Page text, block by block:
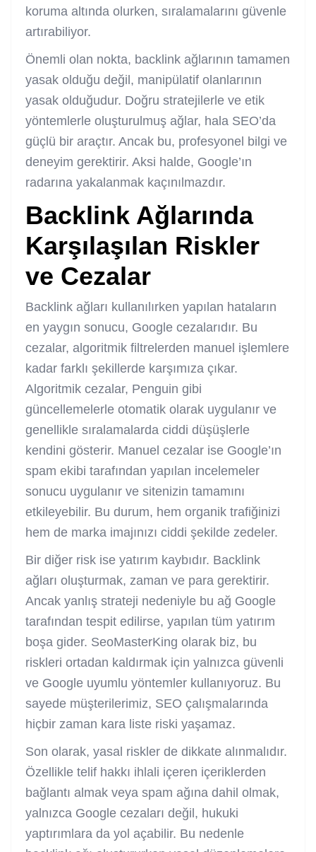
koruma altında olurken, sıralamalarını güvenle
artırabiliyor.
Önemli olan nokta, backlink ağlarının tamamen
yasak olduğu değil, manipülatif olanlarının
yasak olduğudur. Doğru stratejilerle ve etik
yöntemlerle oluşturulmuş ağlar, hala SEO’da
güçlü bir araçtır. Ancak bu, profesyonel bilgi ve
deneyim gerektirir. Aksi halde, Google’ın
radarına yakalanmak kaçınılmazdır.
Backlink Ağlarında
Karşılaşılan Riskler
ve Cezalar
Backlink ağları kullanılırken yapılan hataların
en yaygın sonucu, Google cezalarıdır. Bu
cezalar, algoritmik filtrelerden manuel işlemlere
kadar farklı şekillerde karşımıza çıkar.
Algoritmik cezalar, Penguin gibi
güncellemelerle otomatik olarak uygulanır ve
genellikle sıralamalarda ciddi düşüşlerle
kendini gösterir. Manuel cezalar ise Google’ın
spam ekibi tarafından yapılan incelemeler
sonucu uygulanır ve sitenizin tamamını
etkileyebilir. Bu durum, hem organik trafiğinizi
hem de marka imajınızı ciddi şekilde zedeler.
Bir diğer risk ise yatırım kaybıdır. Backlink
ağları oluşturmak, zaman ve para gerektirir.
Ancak yanlış strateji nedeniyle bu ağ Google
tarafından tespit edilirse, yapılan tüm yatırım
boşa gider. SeoMasterKing olarak biz, bu
riskleri ortadan kaldırmak için yalnızca güvenli
ve Google uyumlu yöntemler kullanıyoruz. Bu
sayede müşterilerimiz, SEO çalışmalarında
hiçbir zaman kara liste riski yaşamaz.
Son olarak, yasal riskler de dikkate alınmalıdır.
Özellikle telif hakkı ihlali içeren içeriklerden
bağlantı almak veya spam ağına dahil olmak,
yalnızca Google cezaları değil, hukuki
yaptırımlara da yol açabilir. Bu nedenle